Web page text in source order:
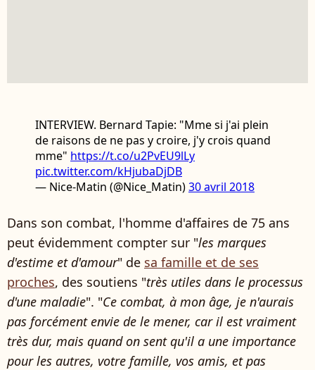
INTERVIEW. Bernard Tapie: "Mme si j'ai plein
de raisons de ne pas y croire, j'y crois quand
mme" https://t.co/u2PvEU9lLy
pic.twitter.com/kHjubaDjDB
— Nice-Matin (@Nice_Matin)30 avril 2018
Dans son combat, l'homme d'affaires de 75 ans
peut évidemment compter sur "les marques
d'estime et d'amour" de sa famille et de ses
proches, des soutiens "très utiles dans le processus
d'une maladie". "Ce combat, à mon âge, je n'aurais
pas forcément envie de le mener, car il est vraiment
très dur, mais quand on sent qu'il a une importance
pour les autres, votre famille, vos amis, et pas